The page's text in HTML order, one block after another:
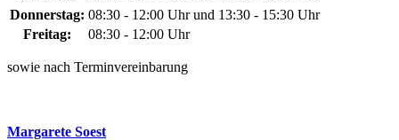
Donnerstag: 08:30 - 12:00 Uhr und 13:30 - 15:30 Uhr
Freitag:
08:30 - 12:00 Uhr
sowie nach Terminvereinbarung
Margarete Soest